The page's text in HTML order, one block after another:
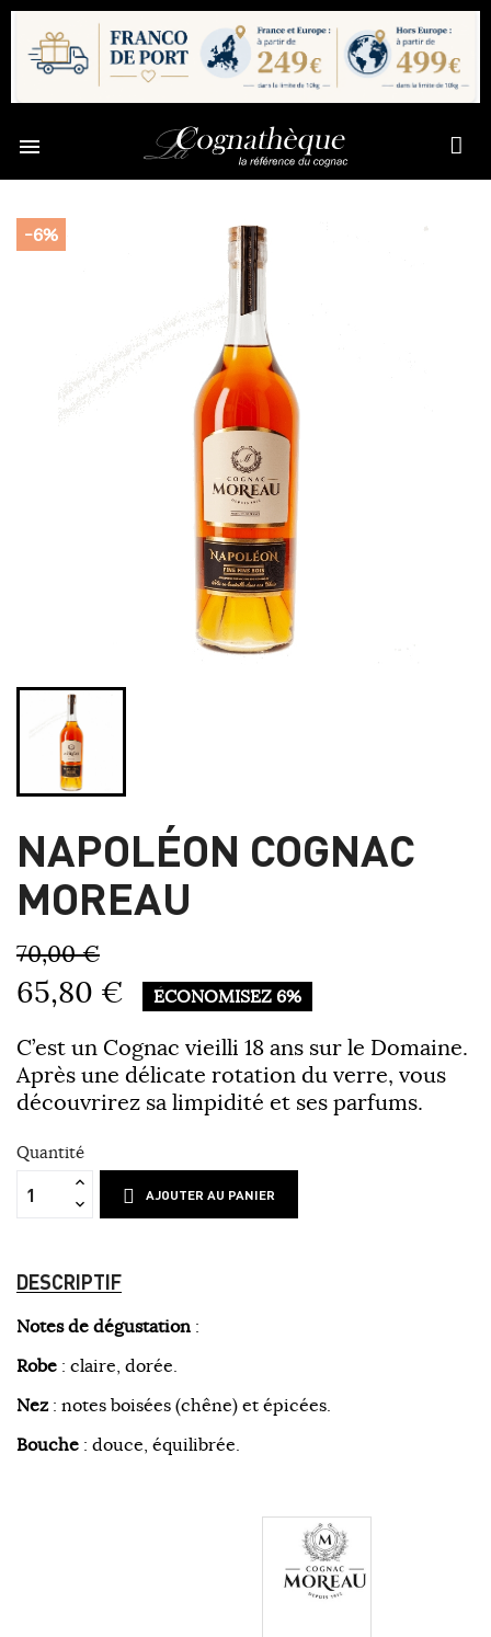

-6%
NAPOLÉON COGNAC
MOREAU
70,00 €
65,80 € ÉCONOMISEZ 6%
C’est un Cognac vieilli 18 ans sur le Domaine.
Après une délicate rotation du verre, vous
découvrirez sa limpidité et ses parfums.
Quantité
AJOUTER AU PANIER
DESCRIPTIF
Notes de dégustation :
Robe : claire, dorée.
Nez : notes boisées (chêne) et épicées.
Bouche : douce, équilibrée.